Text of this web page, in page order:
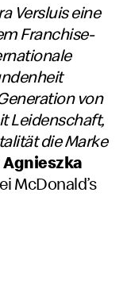
Versluis eine
Franchise-
von
Leidenschaft,
die Marke
Agnieszka
McDonald’s